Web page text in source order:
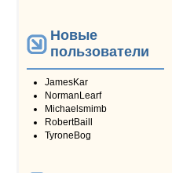
Новые
пользователи
JamesKar
NormanLearf
Michaelsmimb
RobertBaill
TyroneBog